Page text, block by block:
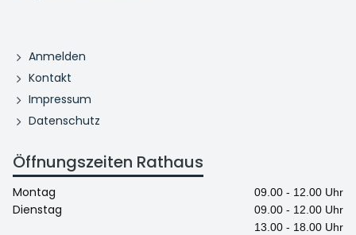
Anmelden
Kontakt
Impressum
Datenschutz
Öffnungszeiten Rathaus
Montag 09.00 - 12.00 Uhr
Dienstag
09.00 - 12.00 Uhr
13.00 - 18.00 Uhr